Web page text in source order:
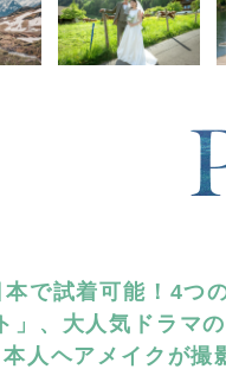
本で試着可能！4
」、大人気ドラマ
人ヘアメイクが撮